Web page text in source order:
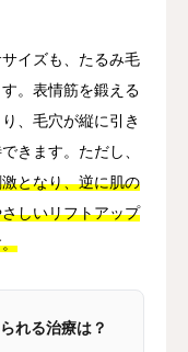
イズも、たるみ毛
。表情筋を鍛える
、毛穴が縦に引き
きます。ただし、
となり、逆に肌の
しいリフトアップ
れる治療は？